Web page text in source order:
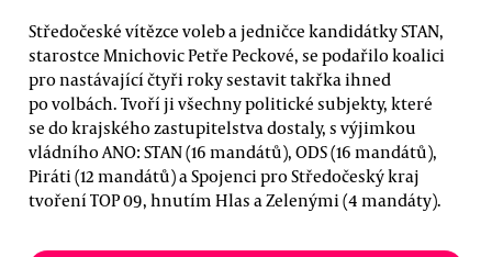
Středočeské vítězce voleb a jedničce kandidátky STAN,
starostce Mnichovic Petře Peckové, se podařilo koalici
pro nastávající čtyři roky sestavit takřka ihned
po volbách. Tvoří ji všechny politické subjekty, které
se do krajského zastupitelstva dostaly, s výjimkou
vládního ANO: STAN (16 mandátů), ODS (16 mandátů),
Piráti (12 mandátů) a Spojenci pro Středočeský kraj
tvoření TOP 09, hnutím Hlas a Zelenými (4 mandáty).